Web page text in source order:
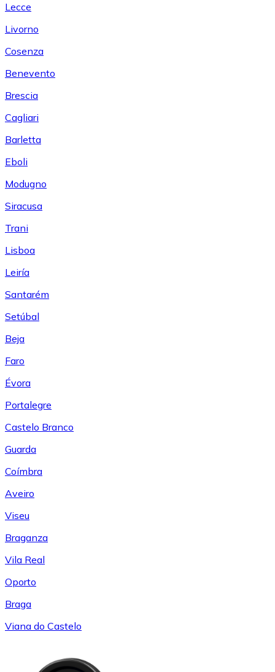
Lecce
Livorno
Cosenza
Benevento
Brescia
Cagliari
Barletta
Eboli
Modugno
Siracusa
Trani
Lisboa
Leiría
Santarém
Setúbal
Beja
Faro
Évora
Portalegre
Castelo Branco
Guarda
Coímbra
Aveiro
Viseu
Braganza
Vila Real
Oporto
Braga
Viana do Castelo